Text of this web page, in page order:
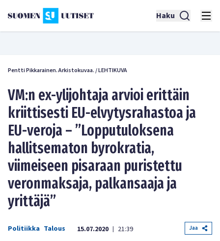
Haku
Pentti Pikkarainen. Arkistokuvaa./LEHTIKUVA
VM:n ex-ylijohtaja arvioi erittäin
kriittisesti EU-elvytysrahastoa ja
EU-veroja – ”Lopputuloksena
hallitsematon byrokratia,
viimeiseen pisaraan puristettu
veronmaksaja, palkansaaja ja
yrittäjä”
Politiikka Talous 15.07.2020 | 21:39 Jaa